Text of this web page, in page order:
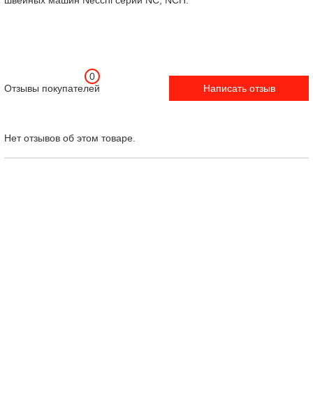
Отзывы покупателей
0
Написать отзыв
Нет отзывов об этом товаре.